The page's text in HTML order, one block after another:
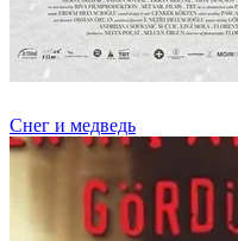
Снег и медведь